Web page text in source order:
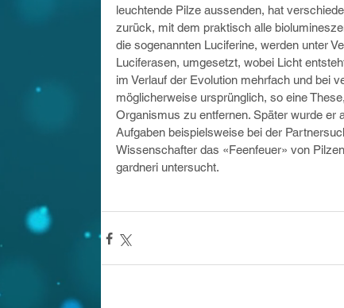
leuchtende Pilze aussenden, hat
zurück, mit dem praktisch alle
die sogenannten Luciferine, werden unter
Luciferasen, umgesetzt, wobei Licht
im Verlauf der Evolution mehrfach und bei
möglicherweise ursprünglich, so eine
Organismus zu entfernen. Später wurde er
Aufgaben beispielsweise bei der
Wissenschafter das «Feenfeuer» von
gardneri untersucht.